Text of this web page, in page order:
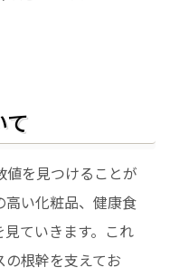
て
値を見つけることが
高い化粧品、健康食
ていきます。これ
の根幹を支えてお